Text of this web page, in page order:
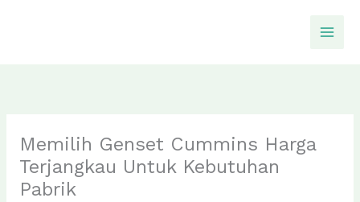
Memilih Genset Cummins Harga
Terjangkau Untuk Kebutuhan
Pabrik